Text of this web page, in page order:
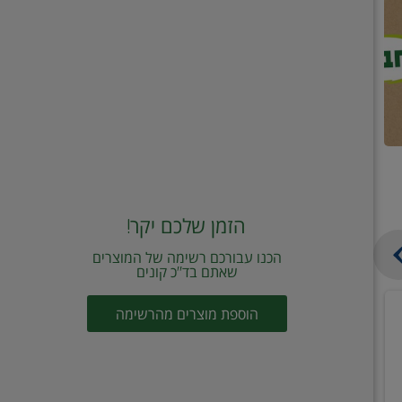
הזמן שלכם יקר!
הכנו עבורכם רשימה של המוצרים
שאתם בד"כ קונים
הוספת מוצרים מהרשימה